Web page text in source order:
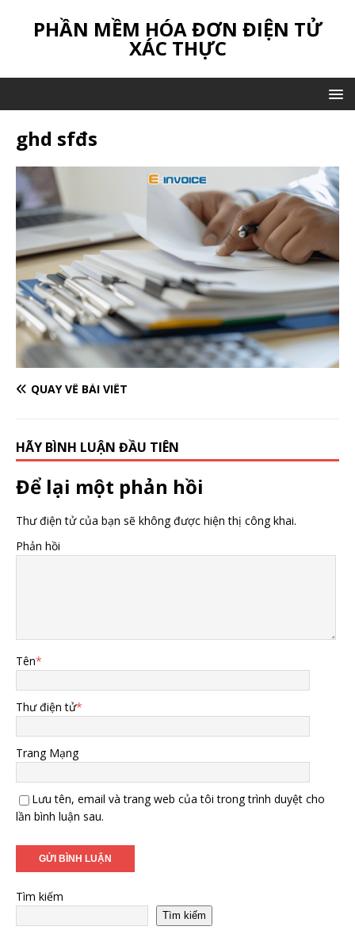
PHẦN MỀM HÓA ĐƠN ĐIỆN TỬ
XÁC THỰC
ghd sfđs
QUAY VỀ BÀI VIẾT
HÃY BÌNH LUẬN ĐẦU TIÊN
Để lại một phản hồi
Thư điện tử của bạn sẽ không được hiện thị công khai.
Phản hồi
Tên*
Thư điện tử*
Trang Mạng
Lưu tên, email và trang web của tôi trong trình duyệt cho
lần bình luận sau.
Tìm kiếm
Tìm kiếm